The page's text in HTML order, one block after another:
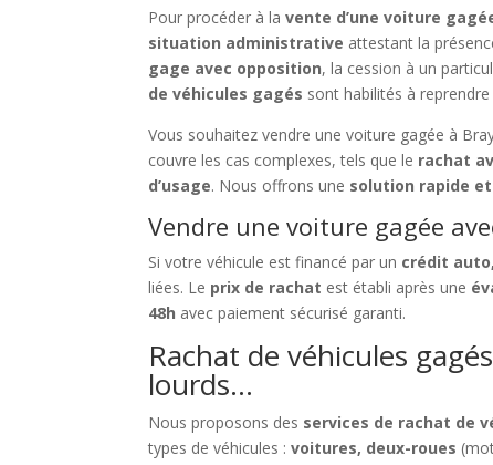
Pour procéder à lavente d’une voiture
situation administrative attestant la
gage avec opposition, la cession à un
de véhicules gagés sont habilités à
Vous souhaitez vendre une voiture gagée à
couvre les cas complexes, tels que le rachat
d’usage. Nous offrons une solution rapide
Vendre une voiture gagée
Si votre véhicule est financé par un crédit
liées. Le prix de rachat est établi après une
48h avec paiement sécurisé garanti.
Rachat de véhicules
lourds…
Nous proposons des services de rachat de
types de véhicules :voitures, deux-roues